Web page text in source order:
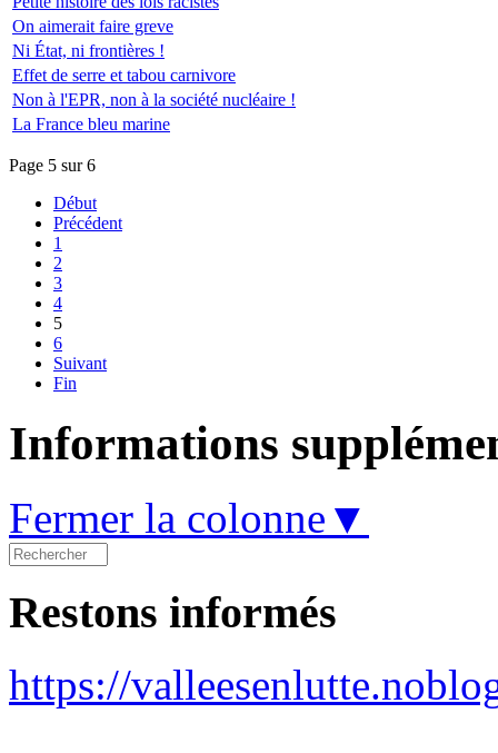
On aimerait faire greve
Ni État, ni frontières !
Effet de serre et tabou carnivore
Non à l'EPR, non à la société nucléaire !
La France bleu marine
Page 5 sur 6
Début
Précédent
1
2
3
4
5
6
Suivant
Fin
Informations
Fermer la colonne▼
Restons informés
https://